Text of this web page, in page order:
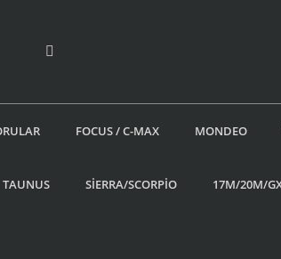
FOCUS / C-MAX MONDEO
TAUNUS SİERRA/SCORPİO 17M/20M/